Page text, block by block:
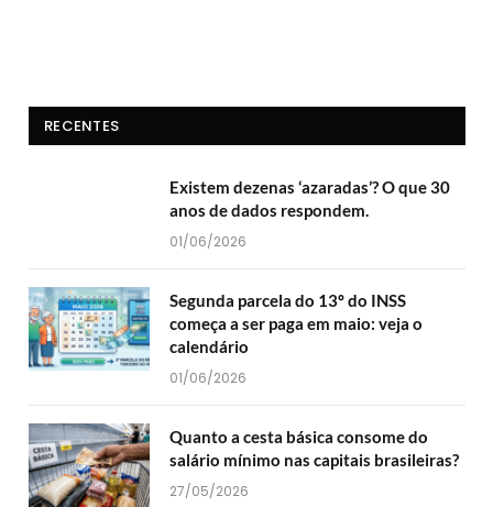
RECENTES
Existem dezenas ‘azaradas’? O que 30
anos de dados respondem.
01/06/2026
Segunda parcela do 13º do INSS
começa a ser paga em maio: veja o
calendário
01/06/2026
Quanto a cesta básica consome do
salário mínimo nas capitais brasileiras?
27/05/2026